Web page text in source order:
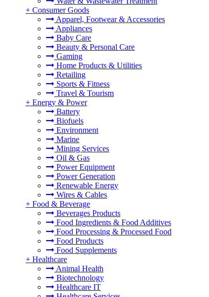
+ Consumer Goods
Apparel, Footwear & Accessories
Appliances
Baby Care
Beauty & Personal Care
Gaming
Home Products & Utilities
Retailing
Sports & Fitness
Travel & Tourism
+ Energy & Power
Battery
Biofuels
Environment
Marine
Mining Services
Oil & Gas
Power Equipment
Power Generation
Renewable Energy
Wires & Cables
+ Food & Beverage
Beverages Products
Food Ingredients & Food Additives
Food Processing & Processed Food
Food Products
Food Supplements
+ Healthcare
Animal Health
Biotechnology
Healthcare IT